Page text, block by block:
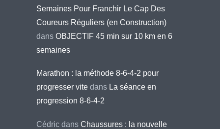
Semaines Pour Franchir Le Cap Des
Coureurs Réguliers (en Construction)
dans OBJECTIF 45 min sur 10 km en 6
semaines
Marathon : la méthode 8-6-4-2 pour
progresser vite dans La séance en
progression 8-6-4-2
Cédric dans Chaussures : la nouvelle